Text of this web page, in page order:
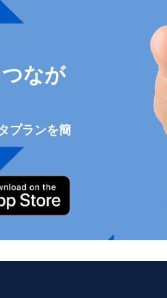
ポップアップを閉じる
technology.
They will
or enter
of eSIM
なが
プランを簡
さい。